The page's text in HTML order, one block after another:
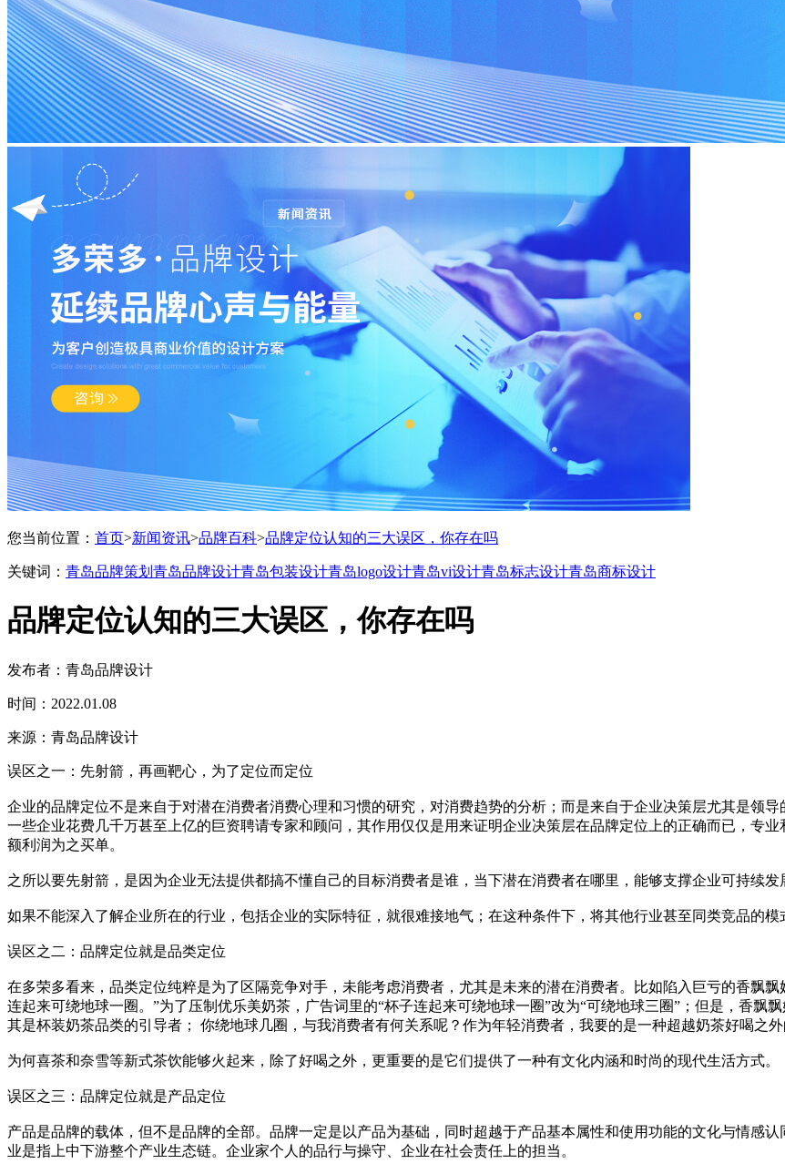
您当前位置： 首页>新闻资讯>品牌百科>品牌定位认知的三大误区，你存在吗
关键词： 青岛品牌策划 青岛品牌设计青岛包装设计青岛logo设计青岛vi设计青岛标志设计青岛商标设计
品牌定位认知的三大误区，你存在吗
发布者：青岛品牌设计
时间：2022.01.08
来源：青岛品牌设计
误区之一：先射箭，再画靶心，为了定位而定位
企业的品牌定位不是来自于对潜在消费者消费心理和习惯的研究，对消费趋势的分析；而是来自于企业决策层尤其是领
一些企业花费几千万甚至上亿的巨资聘请专家和顾问，其作用仅仅是用来证明企业决策层在品牌定位上的正确而已，专
额利润为之买单。
之所以要先射箭，是因为企业无法提供都搞不懂自己的目标消费者是谁，当下潜在消费者在哪里，能够支撑企业可持续发
如果不能深入了解企业所在的行业，包括企业的实际特征，就很难接地气；在这种条件下，将其他行业甚至同类竞品的
误区之二：品牌定位就是品类定位
在多荣多看来，品类定位纯粹是为了区隔竞争对手，未能考虑消费者，尤其是未来的潜在消费者。比如陷入巨亏的香飘
连起来可绕地球一圈。”为了压制优乐美奶茶，广告词里的“杯子连起来可绕地球一圈”改为“可绕地球三圈”；但是，香飘
其是杯装奶茶品类的引导者； 你绕地球几圈，与我消费者有何关系呢？作为年轻消费者，我要的是一种超越奶茶好喝之
为何喜茶和奈雪等新式茶饮能够火起来，除了好喝之外，更重要的是它们提供了一种有文化内涵和时尚的现代生活方式。
误区之三：品牌定位就是产品定位
产品是品牌的载体，但不是品牌的全部。品牌一定是以产品为基础，同时超越于产品基本属性和使用功能的文化与情感
业是指上中下游整个产业生态链。企业家个人的品行与操守、企业在社会责任上的担当。